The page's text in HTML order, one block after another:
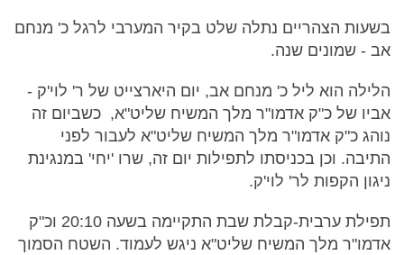
בשעות הצהריים נתלה שלט בקיר המערבי לרגל כ' מנחם
אב - שמונים שנה.
הלילה הוא ליל כ' מנחם אב, יום היארצייט של ר' לוי'ק -
אביו של כ"ק אדמו"ר מלך המשיח שליט"א, כשביום זה
נוהג כ"ק אדמו"ר מלך המשיח שליט"א לעבור לפני
התיבה. וכן בכניסתו לתפילות יום זה, שרו 'יחי' במנגינת
ניגון הקפות לר' לוי'ק.
תפילת ערבית-קבלת שבת התקיימה בשעה 20:10 וכ"ק
אדמו"ר מלך המשיח שליט"א ניגש לעמוד. השטח הסמוך